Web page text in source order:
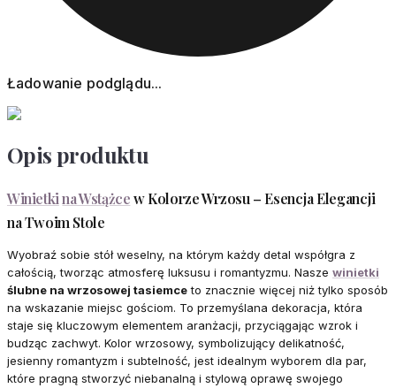
Ładowanie podglądu...
Opis produktu
Winietkina Wstążcew Kolorze Wrzosu – Esencja Elegancji
na Twoim Stole
Wyobraź sobie stół weselny, na którym każdy detal współgra z
całością, tworząc atmosferę luksusu i romantyzmu. Nasze winietki
ślubne na wrzosowej tasiemceto znacznie więcej niż tylko sposób
na wskazanie miejsc gościom. To przemyślana dekoracja, która
staje się kluczowym elementem aranżacji, przyciągając wzrok i
budząc zachwyt. Kolor wrzosowy, symbolizujący delikatność,
jesienny romantyzm i subtelność, jest idealnym wyborem dla par,
które pragną stworzyć niebanalną i stylową oprawę swojego